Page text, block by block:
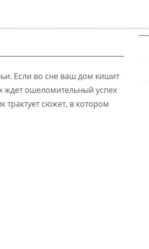
Если во сне ваш дом кишит
ждет ошеломительный успех
трактует сюжет, в котором